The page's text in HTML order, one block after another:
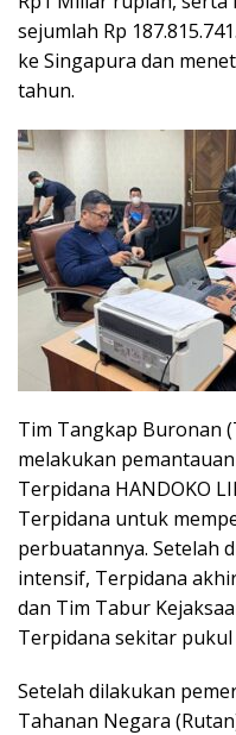
sejumlah Rp
ke Singapura dan
tahun.
Tim Tangkap Buronan
melakukan
Terpidana HANDOKO
Terpidana untuk
perbuatannya. Setelah
intensif, Terpidana
dan Tim Tabur
Terpidana sekitar pukul
Setelah dilakukan
Tahanan Negara